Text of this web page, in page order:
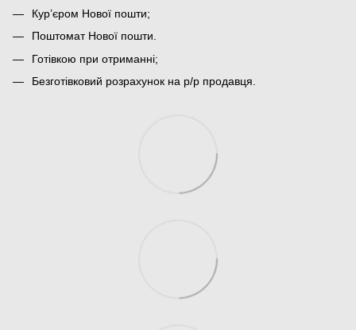
Кур’єром Нової пошти;
Поштомат Нової пошти.
Готівкою при отриманні;
Безготівковий розрахунок на р/р продавця.